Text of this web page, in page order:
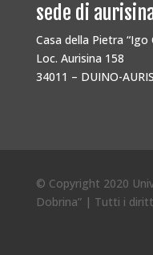
sede di
Casa della Pietra “Igo
Loc. Aurisina 158
34011 – DUINO-
© Copyright 2020
Dobrina” | Tutti i